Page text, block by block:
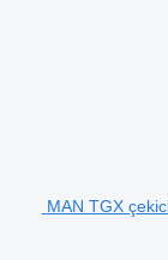
MAN TGX